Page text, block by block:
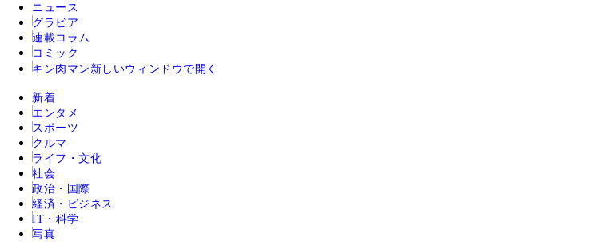
ニュース
グラビア
連載コラム
コミック
キン肉マン 新しいウィンドウで開く
新着
エンタメ
スポーツ
クルマ
ライフ・文化
社会
政治・国際
経済・ビジネス
IT・科学
写真